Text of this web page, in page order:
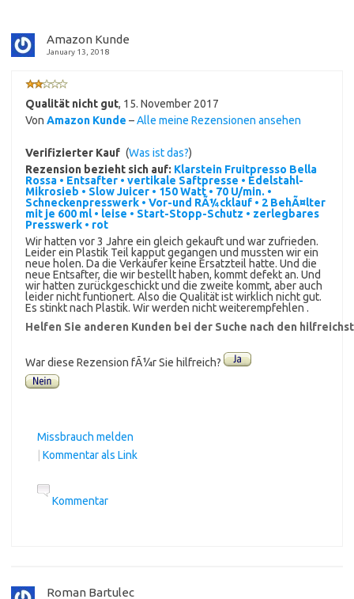
Amazon Kunde
January 13, 2018
Qualität nicht gut, 15. November 2017
Von Amazon Kunde –Alle meine Rezensionen ansehen
Verifizierter Kauf (Was ist das?)
Rezension bezieht sich auf: Klarstein Fruitpresso Bella
Rossa • Entsafter • vertikale Saftpresse • Edelstahl-
Mikrosieb • Slow Juicer • 150 Watt • 70 U/min. •
Schneckenpresswerk • Vor-und RÃ¼cklauf • 2 BehÃ¤lter
mit je 600 ml • leise • Start-Stopp-Schutz • zerlegbares
Presswerk • rot
Wir hatten vor 3 Jahre ein gleich gekauft und war zufrieden.
Leider ein Plastik Teil kapput gegangen und mussten wir ein
neue holen. Da die Verkäufer keine Ersatzteil hatte. Und die
neue Entsafter, die wir bestellt haben, kommt defekt an. Und
wir hatten zurückgeschickt und die zweite kommt, aber auch
leider nicht funtionert. Also die Qualität ist wirklich nicht gut.
Es stinkt nach Plastik. Wir werden nicht weiterempfehlen .
Helfen Sie anderen Kunden bei der Suche nach den
War diese Rezension fÃ¼r Sie hilfreich?
Missbrauch melden
Kommentar als Link
Kommentar
Roman Bartulec